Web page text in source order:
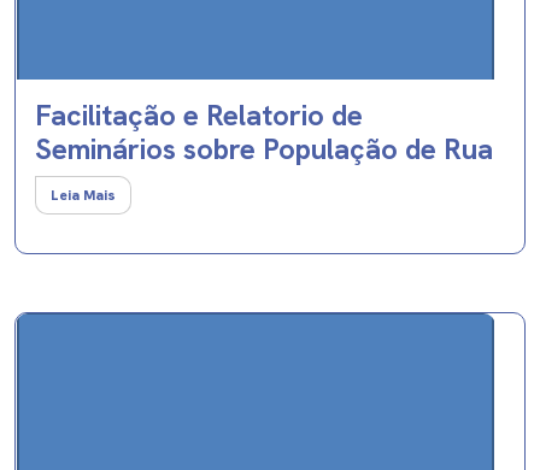
Facilitação e Relatorio de
Seminários sobre População de Rua
Leia Mais